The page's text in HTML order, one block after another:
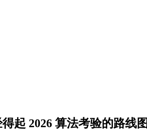
起 2026 算法考验的路线图